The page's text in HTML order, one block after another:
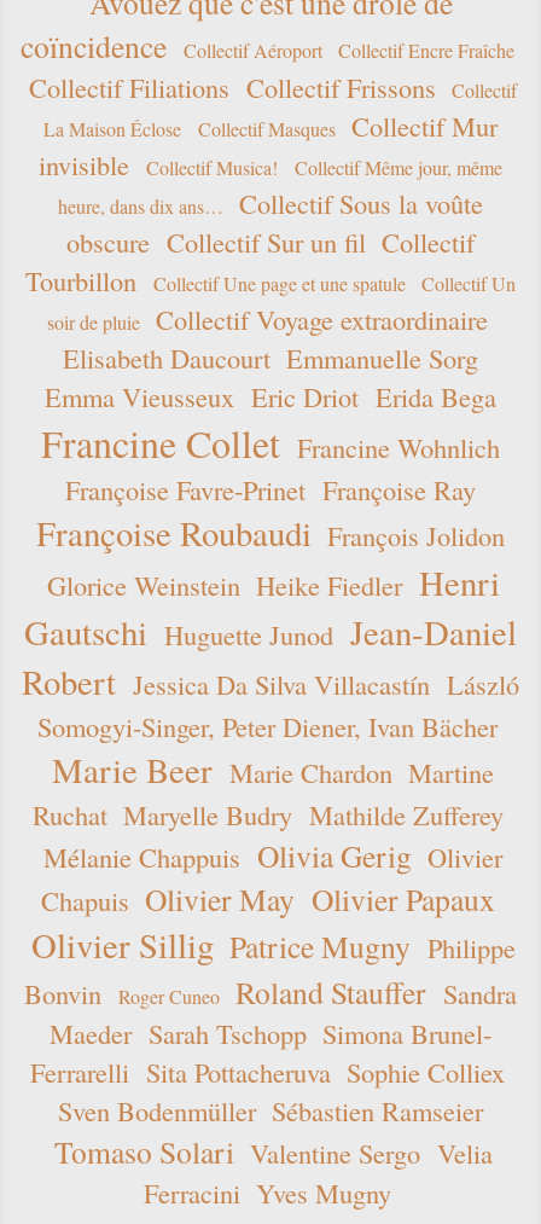
coïncidence
Collectif Aéroport Collectif Encre Fraîche
Collectif Filiations Collectif Frissons
Collectif
La Maison Éclose
Collectif Masques
Collectif Mur
invisible
Collectif Musica!
Collectif Même jour, même
heure, dans dix ans…
Collectif Sous la voûte
obscure Collectif Sur un fil Collectif
Tourbillon
Collectif Une page et une spatule
Collectif Un
soir de pluie
Collectif Voyage extraordinaire
Elisabeth Daucourt Emmanuelle Sorg
Emma Vieusseux Eric Driot Erida Bega
Francine Collet Francine Wohnlich
Françoise Favre-Prinet Françoise Ray
Françoise Roubaudi François Jolidon
Glorice Weinstein Heike Fiedler Henri
Gautschi Huguette Junod Jean-Daniel
Robert Jessica Da Silva Villacastín László
Somogyi-Singer, Peter Diener, Ivan Bächer
Marie Beer Marie Chardon Martine
Ruchat Maryelle Budry Mathilde Zufferey
Mélanie Chappuis Olivia Gerig Olivier
Chapuis Olivier May Olivier Papaux
Olivier Sillig Patrice Mugny Philippe
Bonvin
Roger Cuneo Roland Stauffer Sandra
Maeder Sarah Tschopp Simona Brunel-
Ferrarelli Sita Pottacheruva Sophie Colliex
Sven Bodenmüller Sébastien Ramseier
Tomaso Solari Valentine Sergo Velia
Ferracini Yves Mugny